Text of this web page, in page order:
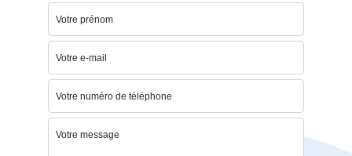
Votre prénom
Votre e-mail
Votre numéro de téléphone
Votre message